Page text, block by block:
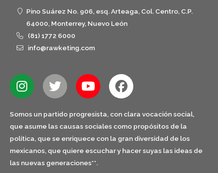
Pino Suárez No. 906, esq. Arteaga, Col. Centro, C.P.
64000, Monterrey, Nuevo León
(81) 1772 6000
info@rawketing.com
Somos un partido progresista, con clara vocación social,
que asume las causas sociales como propósitos de la
política, que se enriquece con la gran diversidad de los
mexicanos, que quiere escuchar y hacer suyas las ideas de
las nuevas generaciones**.